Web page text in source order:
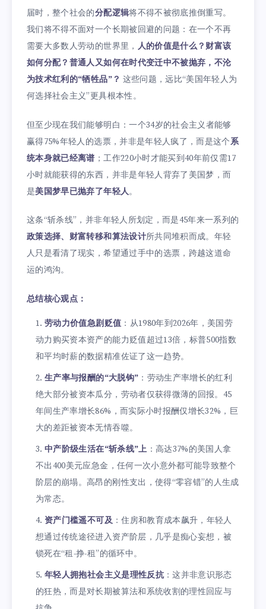
届时，整个社会的分配逻辑将不得不被彻底推倒重写。
我们将不得不面对一个长期被回避的问题：在一个不再
需要大多数人劳动的世界里， 人的价值是什么？财富该
如何分配？普通人又如何在时代变迁中不被抛弃，不沦
为技术红利的“牺牲品”？ 这些问题，远比“美国年轻人为
何选择社会主义”更具根本性。
但至少现在我们能够明白：一个34岁的社会主义者能够
赢得75%年轻人的选票，并非是年轻人疯了，而是这个系
统本身就已经离谱 ；工作220小时才能买到40年前仅需17
小时就能获得的东西，并非是年轻人背弃了美国梦，而
是美国梦早已抛弃了年轻人。
这条“斩杀线”，并非年轻人所划定，而是45年来一系列的
政策选择、财富转移和算法设计所共同堆积而成。年轻
人只是看清了现实，希望通过手中的选票，跨越这道命
运的鸿沟。
总结核心观点：
劳动力价值急剧贬值 ：从1980年到2026年，美国劳
动力购买资本资产的能力贬值超过13倍，标普500指数
和平均时薪的数据精准佐证了这一趋势。
生产率与报酬的“大脱钩” ：劳动生产率增长的红利
绝大部分被资本瓜分，劳动者仅获得微薄的回报。45
年间生产率增长86%，而实际小时报酬仅增长32%，巨
大的差距被资本无情吞噬。
中产阶级生活在“斩杀线”上 ：高达37%的美国人拿
不出400美元应急金，任何一次小意外都可能导致整个
阶层的崩塌。高昂的刚性支出，使得“零容错”的人生成
为常态。
资产门槛遥不可及：住房和教育成本飙升，年轻人
想通过传统途径进入资产阶层，几乎是痴心妄想，被
锁死在“租-挣-租”的循环中。
年轻人拥抱社会主义是理性反抗：这并非意识形态
的狂热，而是对长期被算法和系统收割的理性回应与